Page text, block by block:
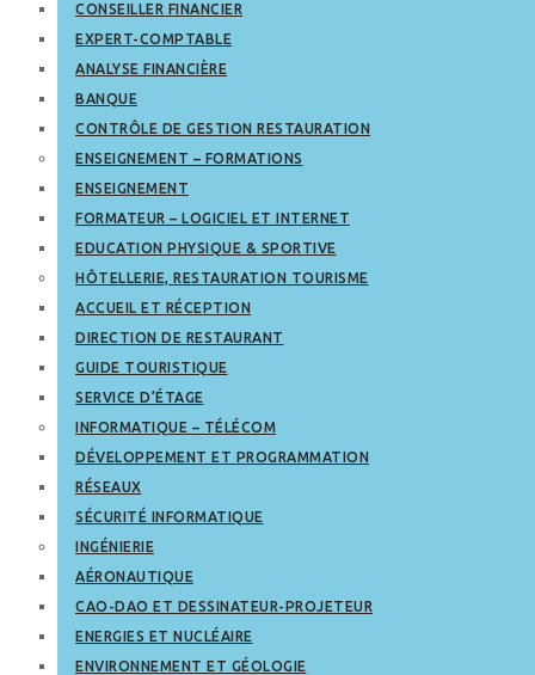
CONSEILLER FINANCIER
EXPERT-COMPTABLE
ANALYSE FINANCIÈRE
BANQUE
CONTRÔLE DE GESTION RESTAURATION
ENSEIGNEMENT – FORMATIONS
ENSEIGNEMENT
FORMATEUR – LOGICIEL ET INTERNET
EDUCATION PHYSIQUE & SPORTIVE
HÔTELLERIE, RESTAURATION TOURISME
ACCUEIL ET RÉCEPTION
DIRECTION DE RESTAURANT
GUIDE TOURISTIQUE
SERVICE D’ÉTAGE
INFORMATIQUE – TÉLÉCOM
DÉVELOPPEMENT ET PROGRAMMATION
RÉSEAUX
SÉCURITÉ INFORMATIQUE
INGÉNIERIE
AÉRONAUTIQUE
CAO-DAO ET DESSINATEUR-PROJETEUR
ENERGIES ET NUCLÉAIRE
ENVIRONNEMENT ET GÉOLOGIE